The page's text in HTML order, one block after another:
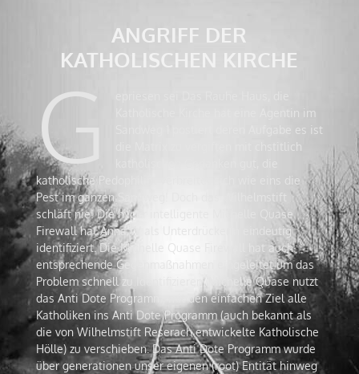
ANGRIFF DER
KATHOLISCHEN KIRCHE
G
Katholische Kirche hat eine Agentin im
Sandweg 1 postiert deren Aufgabe es ist
die Matrix zu vergiften mit chstitlich
katholische Pedophiliät verbreitet sich wie eins die
Pest im ganzen Sandweg! Doch das Wilhelmstift
schläft nie! Die hyper intelligente Michelle Quase
Firewall hat Anna W als Unterdrückerin eindeutig
identifiziert. Die Michelle Quase Firewall hat auch
entsprechende Gegenmaßnahmen eingeleitet um das
Problem schnell zu Identifizieren. Michelle Quase nutzt
das Anti Dote Programm, mit den einfachen Ziel alle
Katholiken ins Anti Dote Programm (auch bekannt als
die von Wilhelmstift Reserach entwickelte Katholische
Hölle) zu verschieben. Das Anti Dote Programm wurde
über generationen unser eigenen (root) Entität hinweg